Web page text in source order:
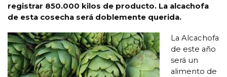
registrar 850.000 kilos de producto. La alcachofa
de esta cosecha será doblemente querida.
La Alcachofa
de este año
será un
alimento de